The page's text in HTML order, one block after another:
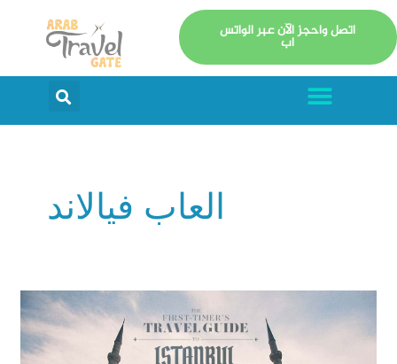
تخطي
إلى
المحتوى
اتصل واحجز الآن عبر الواتس
اب
Menu
العاب فيالاند